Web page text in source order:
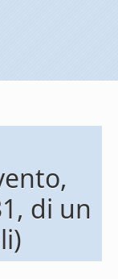
di un